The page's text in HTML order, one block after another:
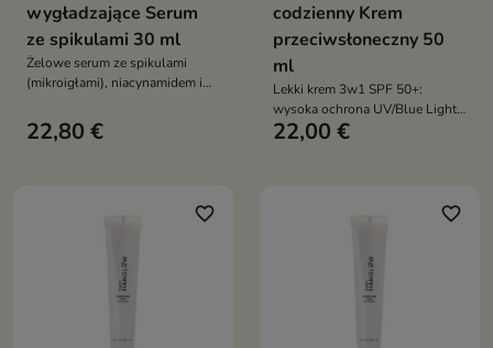
wygładzające Serum
ze spikulami 30 ml
Żelowe serum ze spikulami
(mikroigłami), niacynamidem i
rozjaśnia koloryt, nawilża i
wspiera regenerację, dodając
22,80 €
codzienny Krem
przeciwsłoneczny 50
ml
Lekki krem 3w1 SPF 50+:
wysoka ochrona UV/Blue Light,
pielęgnacja (niacynamid, śluz
22,00 €
favorite_border favorite_border